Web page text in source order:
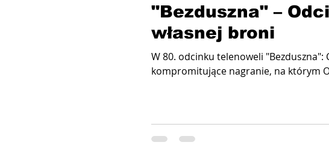
"Bezduszna" –
własnej broni
W 80. odcinku telenoweli "Bezduszna":
kompromitujące nagranie, na którym